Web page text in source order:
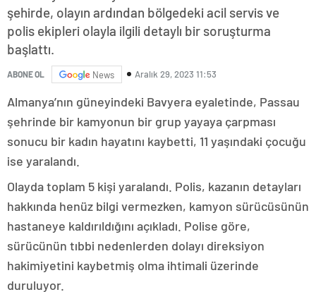
şehirde, olayın ardından bölgedeki acil servis ve
polis ekipleri olayla ilgili detaylı bir soruşturma
başlattı.
ABONE OL News Aralık 29, 2023 11:53
Almanya’nın güneyindeki Bavyera eyaletinde, Passau
şehrinde bir kamyonun bir grup yayaya çarpması
sonucu bir kadın hayatını kaybetti, 11 yaşındaki çocuğu
ise yaralandı.
Olayda toplam 5 kişi yaralandı. Polis, kazanın detayları
hakkında henüz bilgi vermezken, kamyon sürücüsünün
hastaneye kaldırıldığını açıkladı. Polise göre,
sürücünün tıbbi nedenlerden dolayı direksiyon
hakimiyetini kaybetmiş olma ihtimali üzerinde
duruluyor.